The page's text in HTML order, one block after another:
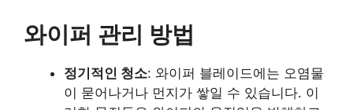
와이퍼 관리 방법
정기적인 청소: 와이퍼 블레이드에는 오염물
이 묻어나거나 먼지가 쌓일 수 있습니다. 이